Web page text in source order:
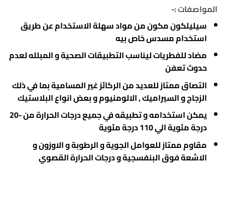
المواصفات :-
سيليلكون مكون من مواد سهلة الاستخدام عن طريق
استخدام مسدس خاص بيه
مضاد للفطريات ليناسب التطبيقات الصحية و المبلله لعدم
حدوث تعفن
التصاق ممتاز للعديد من الركائز غير المسامية بما في ذلك
الزجاج و السيراميك , الالومنيوم و بعض انواع البلاستيك
يمكن استخدامه و تطبيقه في جميع درجات الحرارة من -20
درجة مئوية الي 110 درجة مئوية
مقاوم ممتاز للعوامل الجوية و الرطوبة و الاوزون و
الاشعة فوق البنفسجية و درجات الحرارة القصوي